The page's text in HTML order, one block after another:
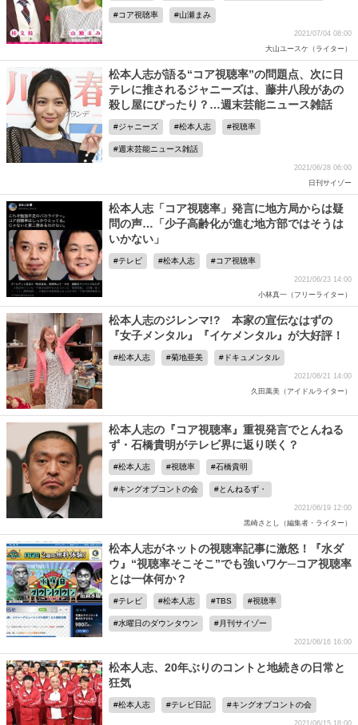
コア視聴率 山瀬まみ
2021/07/04 08:00
大山ユースケ（ライター）
松本人志が語る“コア視聴率”の問題点、次に日
テレに推されるジャニーズは、藤井八段があの
殺し屋にぴったり？…週末芸能ニュース雑話
ジャニーズ 松本人志 視聴率
週末芸能ニュース雑話
2021/06/28 06:00
日刊サイゾー
松本人志「コア視聴率」発言に地方局からは疑
問の声…「少子高齢化が進む地方部ではそうは
いかない」
テレビ 松本人志 コア視聴率
2021/06/23 14:00
小林真一（フリーライター）
松本人志のジレンマ!? 本家の宣伝なはずの
『女子メンタル』『イケメンタル』が大好評！
松本人志 菊地亜美 ドキュメンタル
2021/06/21 14:00
久田萬美（アイドルライター）
松本人志の『コア視聴率』重視発言でとんねる
ず・石橋貴明がテレビ界に返り咲く？
松本人志 視聴率 石橋貴明
キングオブコントの会 とんねるず・
2021/06/19 12:00
黒崎さとし（編集者・ライター）
松本人志がネットの視聴率記事に激怒！『水ダ
ウ』“視聴率そこそこ”でも強いワケ─コア視聴率
とは一体何か？
テレビ 松本人志 TBS 視聴率
水曜日のダウンタウン 月刊サイゾー
2021/06/16 16:00
松本人志、20年ぶりのコントと地続きの日常と
狂気
松本人志 テレビ日記 キングオブコントの会
2021/06/15 18:00